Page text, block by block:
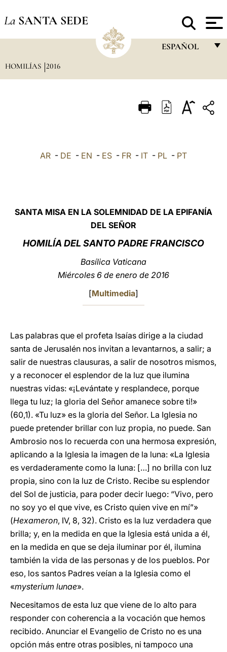
La SANTA SEDE
ESPAÑOL
ITALIANO
LATINE
HOMILÍAS 2016
AR - DE - EN - ES - FR - IT - PL - PT
SANTA MISA EN LA SOLEMNIDAD DE LA EPIFANÍA
DEL SEÑOR
HOMILÍA DEL SANTO PADRE FRANCISCO
Basílica Vaticana
Miércoles 6 de enero de 2016
[Multimedia]
Las palabras que el profeta Isaías dirige a la ciudad
santa de Jerusalén nos invitan a levantarnos, a salir; a
salir de nuestras clausuras, a salir de nosotros mismos,
y a reconocer el esplendor de la luz que ilumina
nuestras vidas: «¡Levántate y resplandece, porque
llega tu luz; la gloria del Señor amanece sobre ti!»
(60,1). «Tu luz» es la gloria del Señor. La Iglesia no
puede pretender brillar con luz propia, no puede. San
Ambrosio nos lo recuerda con una hermosa expresión,
aplicando a la Iglesia la imagen de la luna: «La Iglesia
es verdaderamente como la luna: […] no brilla con luz
propia, sino con la luz de Cristo. Recibe su esplendor
del Sol de justicia, para poder decir luego: “Vivo, pero
no soy yo el que vive, es Cristo quien vive en mí”»
(Hexameron, IV, 8, 32). Cristo es la luz verdadera que
brilla; y, en la medida en que la Iglesia está unida a él,
en la medida en que se deja iluminar por él, ilumina
también la vida de las personas y de los pueblos. Por
eso, los santos Padres veían a la Iglesia como el
«mysterium lunae».
Necesitamos de esta luz que viene de lo alto para
responder con coherencia a la vocación que hemos
recibido. Anunciar el Evangelio de Cristo no es una
opción más entre otras posibles, ni tampoco una